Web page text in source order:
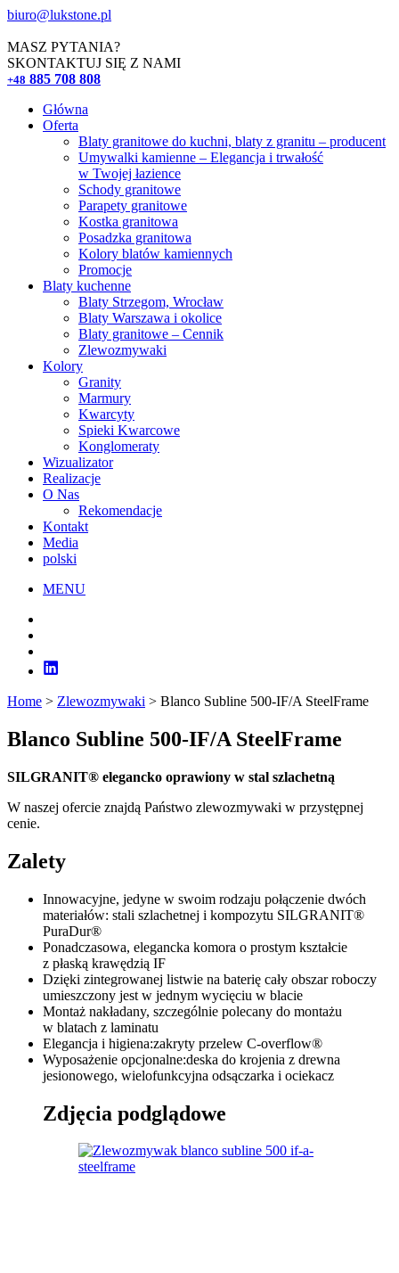
biuro@lukstone.pl
MASZ PYTANIA?
SKONTAKTUJ SIĘ Z NAMI
+48 885 708 808
Główna
Oferta
Blaty granitowe do kuchni, blaty z granitu – producent
Umywalki kamienne – Elegancja i trwałość
w Twojej łazience
Schody granitowe
Parapety granitowe
Kostka granitowa
Posadzka granitowa
Kolory blatów kamiennych
Promocje
Blaty kuchenne
Blaty Strzegom, Wrocław
Blaty Warszawa i okolice
Blaty granitowe – Cennik
Zlewozmywaki
Kolory
Granity
Marmury
Kwarcyty
Spieki Kwarcowe
Konglomeraty
Wizualizator
Realizacje
O Nas
Rekomendacje
Kontakt
Media
polski
MENU
Home > Zlewozmywaki > Blanco Subline 500-IF/A SteelFrame
Blanco Subline 500-IF/A SteelFrame
SILGRANIT® elegancko oprawiony w stal szlachetną
W naszej ofercie znajdą Państwo zlewozmywaki w przystępnej
cenie.
Zalety
Innowacyjne, jedyne w swoim rodzaju połączenie dwóch
materiałów: stali szlachetnej i kompozytu SILGRANIT®
PuraDur®
Ponadczasowa, elegancka komora o prostym kształcie
z płaską krawędzią IF
Dzięki zintegrowanej listwie na baterię cały obszar roboczy
umieszczony jest w jednym wycięciu w blacie
Montaż nakładany, szczególnie polecany do montażu
w blatach z laminatu
Elegancja i higiena:zakryty przelew C-overflow®
Wyposażenie opcjonalne:deska do krojenia z drewna
jesionowego, wielofunkcyjna odsączarka i ociekacz
Zdjęcia podglądowe